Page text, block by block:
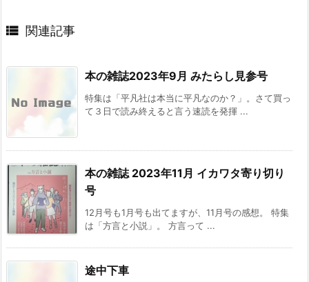
 関連記事
本の雑誌2023年9月 みたらし見参号
特集は「平凡社は本当に平凡なのか？」。さて買っ
て３日で読み終えると言う速読を発揮 ...
本の雑誌 2023年11月 イカワタ寄り切り
号
12月号も1月号も出てますが、11月号の感想。 特集
は「方言と小説」。 方言って ...
途中下車